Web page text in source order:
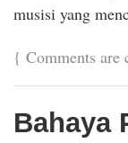
musisi yang
{ Comments are
Bahaya